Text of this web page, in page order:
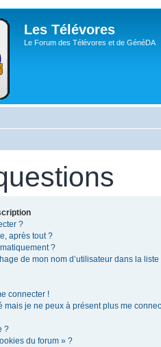
Les Télévores
Le Forum des Télévores et de GénéDA
?
après tout ?
?
de mon nom d’utilisateur dans la liste
connecter !
mais je ne peux à présent plus me
?
du forum » ?